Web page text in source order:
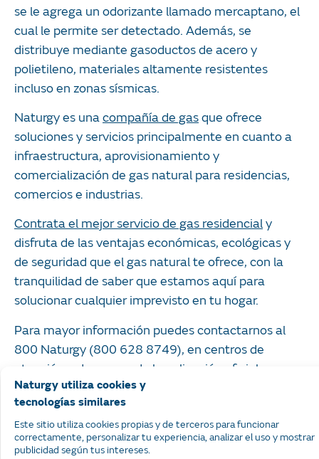
Naturgy utiliza cookies y
tecnologías similares
Este sitio utiliza cookies propias y de terceros para funcionar
correctamente, personalizar tu experiencia, analizar el uso y mostrar
publicidad según tus intereses.
se le agrega un odorizante llamado mercaptano, el
cual le permite ser detectado. Además, se
distribuye mediante gasoductos de acero y
polietileno, materiales altamente resistentes
incluso en zonas sísmicas.
Naturgy es unacompañía de gasque ofrece
soluciones y servicios principalmente en cuanto a
infraestructura, aprovisionamiento y
comercialización de gas natural para residencias,
comercios e industrias.
Contrata el mejor servicio de gas residencialy
disfruta de las ventajas económicas, ecológicas y
de seguridad que el gas natural te ofrece, con la
tranquilidad de saber que estamos aquí para
solucionar cualquier imprevisto en tu hogar.
Para mayor información puedes contactarnos al
800 Naturgy (800 628 8749), en centros de
atención o descargando la aplicación oficial:
Naturgy Contigo.
Fuentes de consulta: